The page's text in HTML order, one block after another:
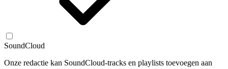
SoundCloud
Onze redactie kan SoundCloud-tracks en playlists toevoegen aan